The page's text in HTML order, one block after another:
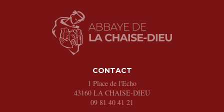
CONTACT
1 Place de l'Echo
43160 LA CHAISE-DIEU
09 81 40 41 21